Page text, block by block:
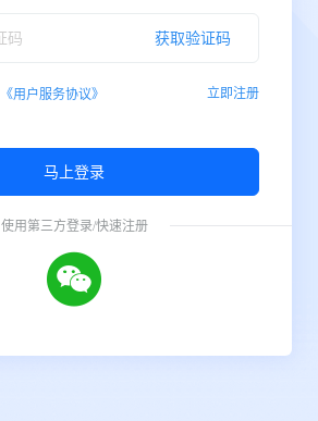
获取验证码
《用户服务协议》 立即注册
马上登录
使用第三方登录/快速注册